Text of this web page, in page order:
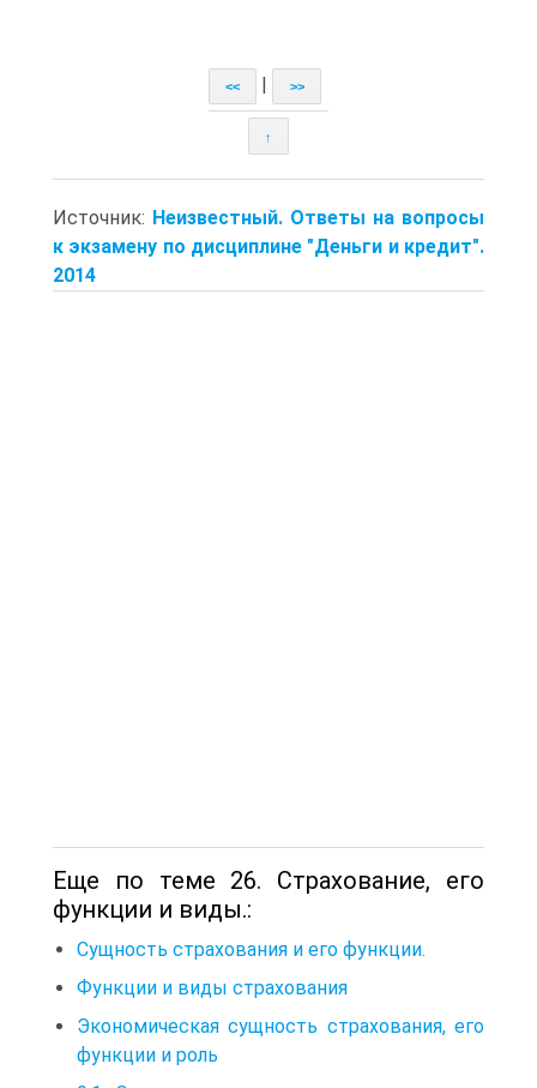
<< >>
↑
Источник: Неизвестный. Ответы на вопросы
к экзамену по дисциплине "Деньги и кредит".
2014
Еще по теме 26. Страхование, его
функции и виды.:
Сущность страхования и его функции.
Функции и виды страхования
Экономическая сущность страхования, его
функции и роль